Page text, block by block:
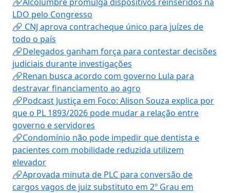
LDO pelo Congresso
🔗 CNJ aprova contracheque único para juízes de
todo o país
🔗Delegados ganham força para contestar decisões
judiciais durante investigações
🔗Renan busca acordo com governo Lula para
destravar financiamento ao agro
🔗Podcast Justiça em Foco: Alison Souza explica por
que o PL 1893/2026 pode mudar a relação entre
governo e servidores
🔗Condomínio não pode impedir que dentista e
pacientes com mobilidade reduzida utilizem
elevador
🔗Aprovada minuta de PLC para conversão de
cargos vagos de juiz substituto em 2º Grau em